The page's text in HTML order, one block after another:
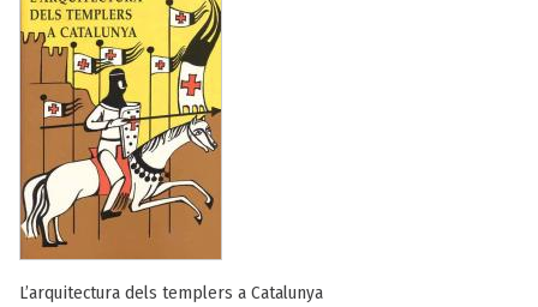
L’arquitectura dels templers a Catalunya